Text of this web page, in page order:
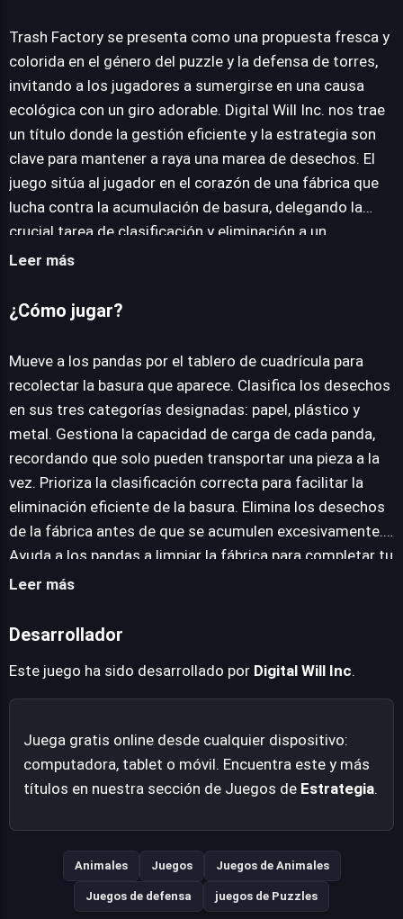
JUEGALO AHORA
Trash Factory se presenta como una propuesta fresca y
colorida en el género del puzzle y la defensa de torres,
invitando a los jugadores a sumergirse en una causa
ecológica con un giro adorable. Digital Will Inc. nos trae
un título donde la gestión eficiente y la estrategia son
clave para mantener a raya una marea de desechos. El
juego sitúa al jugador en el corazón de una fábrica que
lucha contra la acumulación de basura, delegando la
crucial tarea de clasificación y eliminación a un
encantador escuadrón de pandas. A través de una breve,
una operación de limpieza masiva que amenaza con
protagonistas trabajan incansablemente, pero el
volumen de residuos supera su capacidad, requiriendo la
intervención directa del jugador. La mecánica central
gira en torno a un tablero cuadriculado donde los
pandas, con su limitada capacidad para transportar una
sola pieza de basura a la vez, deben moverse
estratégicamente para recoger y clasificar los desechos
en categorías específicas: papel, plástico y metal. Este
sistema impone una capa de estrategia en la toma de
para evitar que la fábrica sucumba ante el implacable
flujo de basura, ofreciendo una experiencia que combina
Leer más
¿Cómo jugar?
Mueve a los pandas por el tablero de cuadrícula para
recolectar la basura que aparece. Clasifica los desechos
en sus tres categorías designadas: papel, plástico y
metal. Gestiona la capacidad de carga de cada panda,
recordando que solo pueden transportar una pieza a la
vez. Prioriza la clasificación correcta para facilitar la
eliminación eficiente de la basura. Elimina los desechos
de la fábrica antes de que se acumulen excesivamente.
Ayuda a los pandas a limpiar la fábrica para completar tu
misión.
Leer más
Desarrollador
Este juego ha sido desarrollado por Digital Will Inc.
Juega gratis online desde cualquier dispositivo:
computadora, tablet o móvil. Encuentra este y más
títulos en nuestra sección de Juegos de Estrategia.
Animales Juegos Juegos de Animales
Juegos de defensa juegos de Puzzles